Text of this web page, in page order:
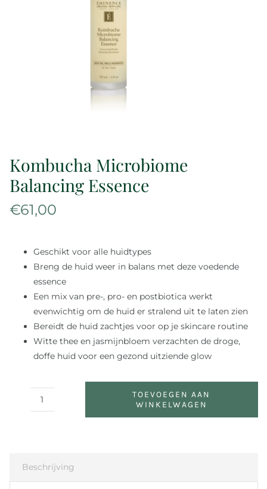
Over ons
Reviews
Onze merken
Contact
Kombucha Microbiome
Balancing Essence
€61,00
Geschikt voor alle huidtypes
Breng de huid weer in balans met deze voedende
essence
Een mix van pre-, pro- en postbiotica werkt
evenwichtig om de huid er stralend uit te laten zien
Bereidt de huid zachtjes voor op je skincare routine
Witte thee en jasmijnbloem verzachten de droge,
doffe huid voor een gezond uitziende glow
Kombucha
Microbiome
aantal
TOEVOEGEN AAN
WINKELWAGEN
Beschrijving